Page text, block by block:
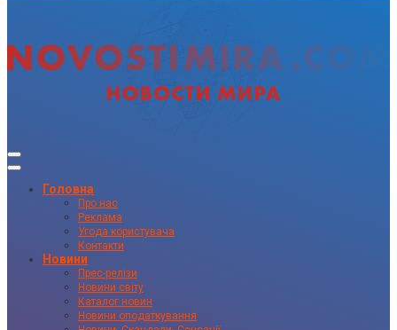
Головна
Про нас
Реклама
Угода користувача
Контакти
Новини
Прес-релізи
Новини світу
Каталог новин
Новини оподаткування